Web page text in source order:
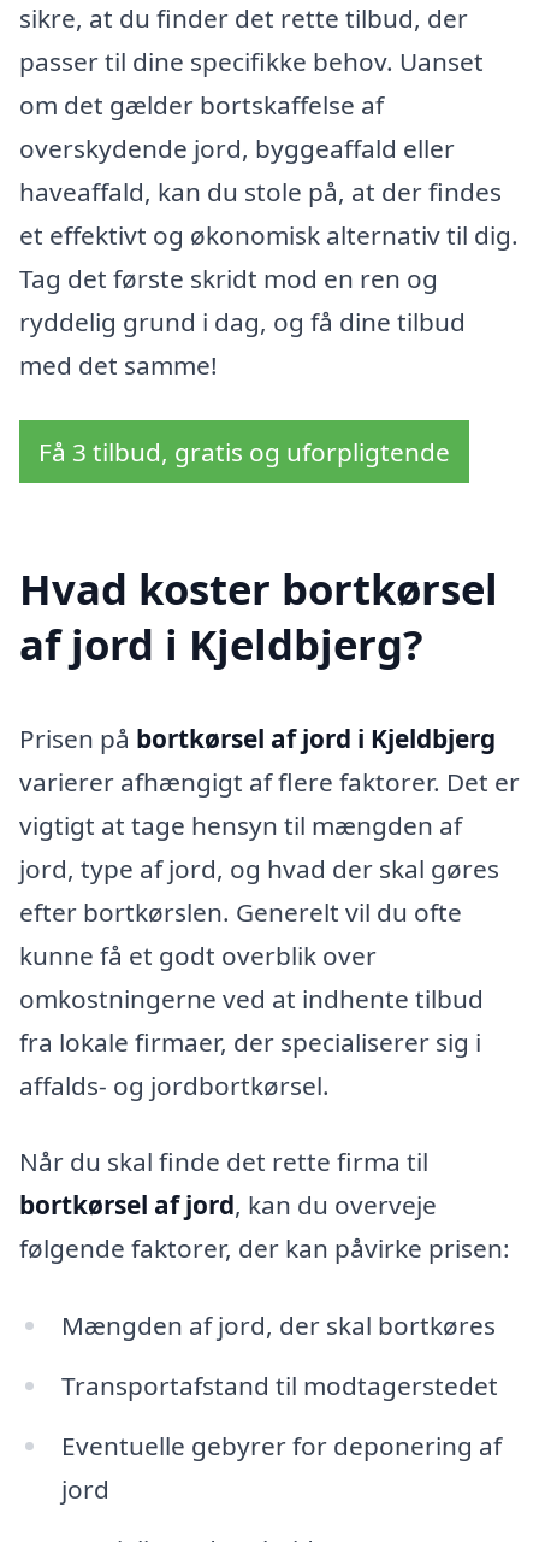
sikre, at du finder det rette tilbud, der
passer til dine specifikke behov. Uanset
om det gælder bortskaffelse af
overskydende jord, byggeaffald eller
haveaffald, kan du stole på, at der findes
et effektivt og økonomisk alternativ til dig.
Tag det første skridt mod en ren og
ryddelig grund i dag, og få dine tilbud
med det samme!
Få 3 tilbud, gratis og uforpligtende
Hvad koster bortkørsel
af jord i Kjeldbjerg?
Prisen på bortkørsel af jord i Kjeldbjerg
varierer afhængigt af flere faktorer. Det er
vigtigt at tage hensyn til mængden af
jord, type af jord, og hvad der skal gøres
efter bortkørslen. Generelt vil du ofte
kunne få et godt overblik over
omkostningerne ved at indhente tilbud
fra lokale firmaer, der specialiserer sig i
affalds- og jordbortkørsel.
Når du skal finde det rette firma til
bortkørsel af jord, kan du overveje
følgende faktorer, der kan påvirke prisen:
Mængden af jord, der skal bortkøres
Transportafstand til modtagerstedet
Eventuelle gebyrer for deponering af
jord